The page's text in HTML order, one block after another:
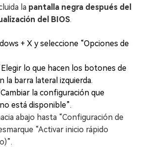
la pantalla negra después del
del BIOS.
+ X y seleccione “Opciones de
lo que hacen los botones de
la barra lateral izquierda.
la configuración que
está disponible”.
abajo hasta “Configuración de
“Activar inicio rápido